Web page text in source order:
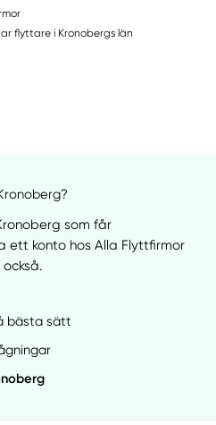
flyttare i Kronobergs län
som får
ett konto hos Alla Flyttfirmor
bästa sätt